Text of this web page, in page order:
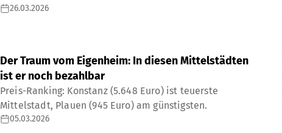
26.03.2026
Der Traum vom Eigenheim: In diesen Mittelstädten
ist er noch bezahlbar
Preis-Ranking: Konstanz (5.648 Euro) ist teuerste
Mittelstadt, Plauen (945 Euro) am günstigsten.
05.03.2026